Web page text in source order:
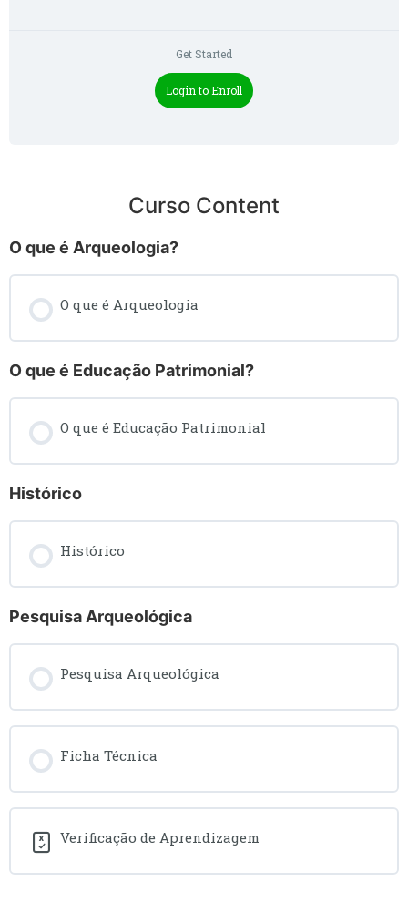
Get Started
Login to Enroll
Curso Content
O que é Arqueologia?
O que é Arqueologia
O que é Educação Patrimonial?
O que é Educação Patrimonial
Histórico
Histórico
Pesquisa Arqueológica
Pesquisa Arqueológica
Ficha Técnica
Verificação de Aprendizagem